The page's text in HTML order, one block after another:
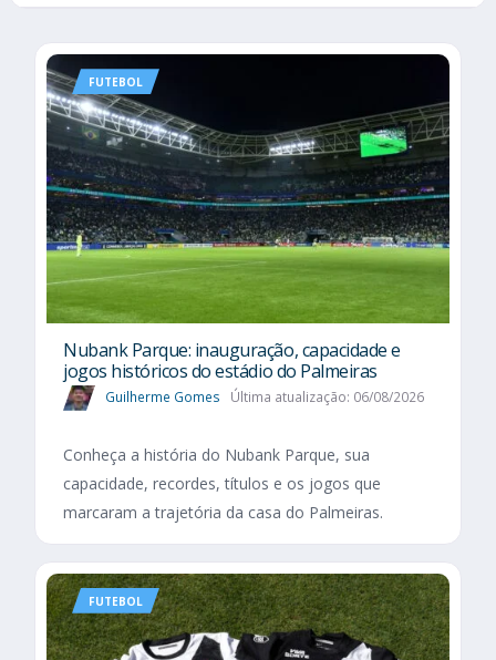
FUTEBOL
Nubank Parque: inauguração, capacidade e
jogos históricos do estádio do Palmeiras
Guilherme Gomes Última atualização: 06/08/2026
Conheça a história do Nubank Parque, sua
capacidade, recordes, títulos e os jogos que
marcaram a trajetória da casa do Palmeiras.
FUTEBOL